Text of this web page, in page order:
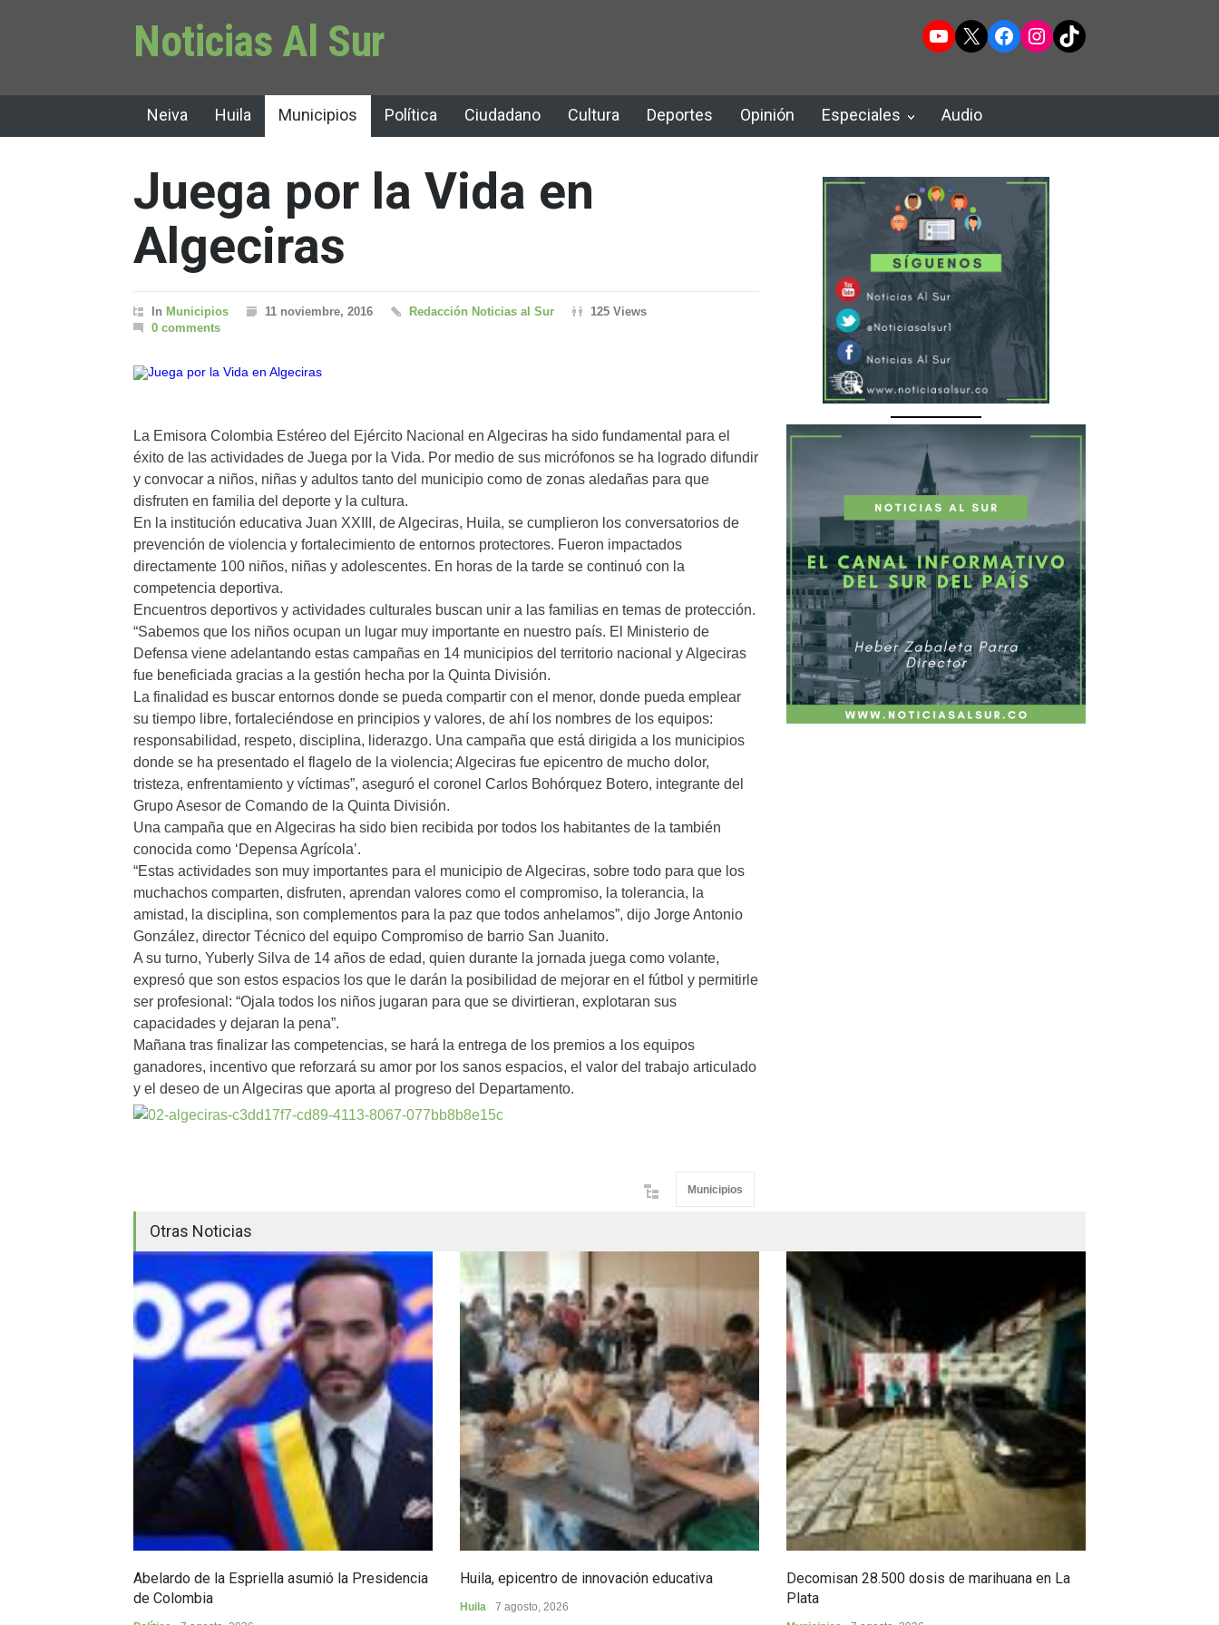
Noticias Al Sur YouTube
X Facebook
Instagram
TikTok
Neiva Huila Municipios Política Ciudadano Cultura Deportes Opinión Especiales Audio
Juega por la Vida en
Algeciras
In Municipios 11 noviembre, 2016 Redacción Noticias al Sur
125 Views
0 comments
La Emisora Colombia Estéreo del Ejército Nacional en Algeciras ha sido fundamental para el
éxito de las actividades de Juega por la Vida. Por medio de sus micrófonos se ha logrado difundir
y convocar a niños, niñas y adultos tanto del municipio como de zonas aledañas para que
disfruten en familia del deporte y la cultura.
En la institución educativa Juan XXIII, de Algeciras, Huila, se cumplieron los conversatorios de
prevención de violencia y fortalecimiento de entornos protectores. Fueron impactados
directamente 100 niños, niñas y adolescentes. En horas de la tarde se continuó con la
competencia deportiva.
Encuentros deportivos y actividades culturales buscan unir a las familias en temas de protección.
“Sabemos que los niños ocupan un lugar muy importante en nuestro país. El Ministerio de
Defensa viene adelantando estas campañas en 14 municipios del territorio nacional y Algeciras
fue beneficiada gracias a la gestión hecha por la Quinta División.
La finalidad es buscar entornos donde se pueda compartir con el menor, donde pueda emplear
su tiempo libre, fortaleciéndose en principios y valores, de ahí los nombres de los equipos:
responsabilidad, respeto, disciplina, liderazgo. Una campaña que está dirigida a los municipios
donde se ha presentado el flagelo de la violencia; Algeciras fue epicentro de mucho dolor,
tristeza, enfrentamiento y víctimas”, aseguró el coronel Carlos Bohórquez Botero, integrante del
Grupo Asesor de Comando de la Quinta División.
Una campaña que en Algeciras ha sido bien recibida por todos los habitantes de la también
conocida como ‘Depensa Agrícola’.
“Estas actividades son muy importantes para el municipio de Algeciras, sobre todo para que los
muchachos comparten, disfruten, aprendan valores como el compromiso, la tolerancia, la
amistad, la disciplina, son complementos para la paz que todos anhelamos”, dijo Jorge Antonio
González, director Técnico del equipo Compromiso de barrio San Juanito.
A su turno, Yuberly Silva de 14 años de edad, quien durante la jornada juega como volante,
expresó que son estos espacios los que le darán la posibilidad de mejorar en el fútbol y permitirle
ser profesional: “Ojala todos los niños jugaran para que se divirtieran, explotaran sus
capacidades y dejaran la pena”.
Mañana tras finalizar las competencias, se hará la entrega de los premios a los equipos
ganadores, incentivo que reforzará su amor por los sanos espacios, el valor del trabajo articulado
y el deseo de un Algeciras que aporta al progreso del Departamento.
Municipios
Otras Noticias
Abelardo de la Espriella asumió la Presidencia
de Colombia
Huila, epicentro de innovación educativa
Huila 7 agosto, 2026
Decomisan 28.500 dosis de marihuana en La
Plata